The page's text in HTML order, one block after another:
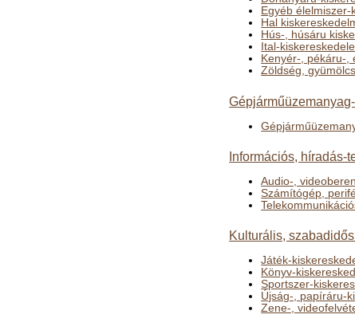
Egyéb
Hal
Hús-, húsáru
Ital-
Kenyér-, pékáru-,
Zöldség,
Információs, híradás-
Audio-,
Számítógép,
Kulturális,
Játék-
Könyv-
Sportszer-
Újság-, papíráru-
Zene-,